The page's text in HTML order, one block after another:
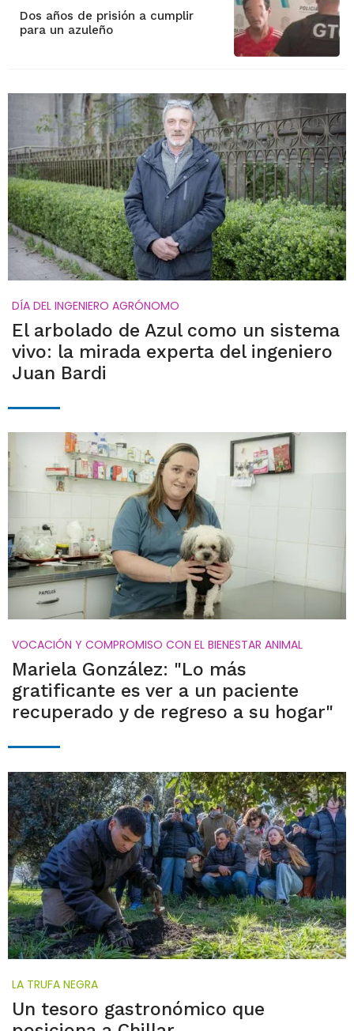
Dos años de prisión a cumplir
para un azuleño
DÍA DEL INGENIERO AGRÓNOMO
El arbolado de Azul como un sistema
vivo: la mirada experta del ingeniero
Juan Bardi
VOCACIÓN Y COMPROMISO CON EL BIENESTAR ANIMAL
Mariela González: "Lo más
gratificante es ver a un paciente
recuperado y de regreso a su hogar"
LA TRUFA NEGRA
Un tesoro gastronómico que